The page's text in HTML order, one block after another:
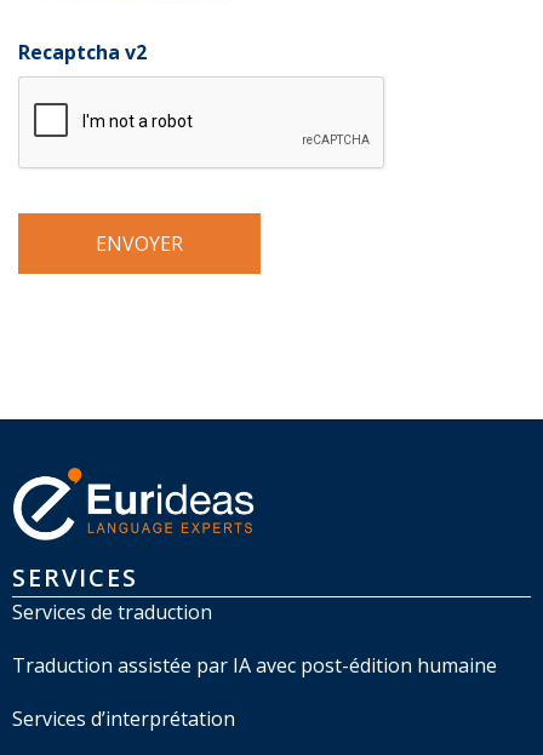
Recaptcha v2
SERVICES
Services de traduction
Traduction assistée par IA avec post-édition humaine
Services d’interprétation